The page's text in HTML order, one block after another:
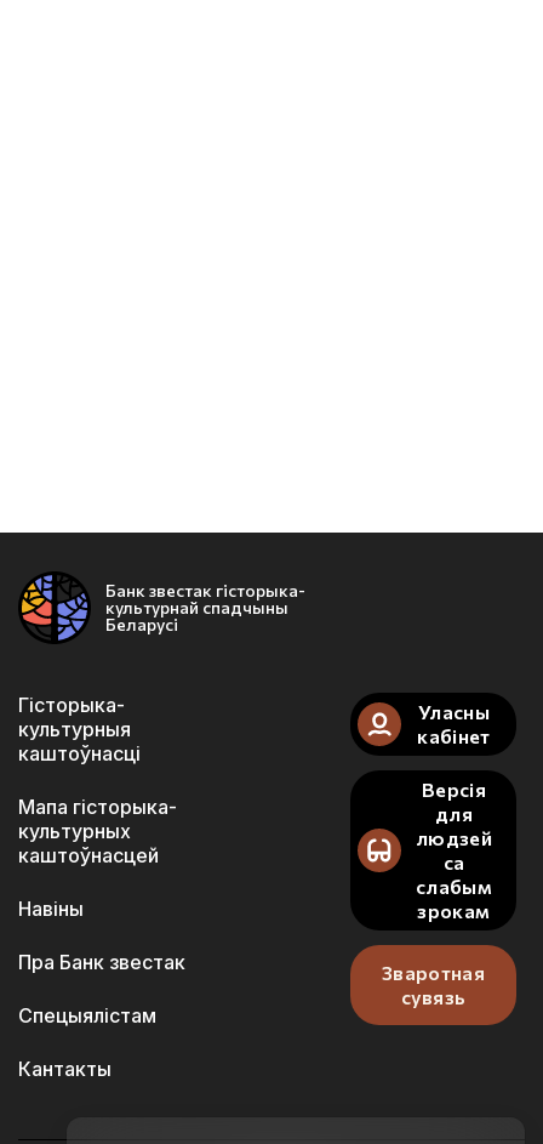
Банк звестак гісторыка-
культурнай спадчыны
Беларусі
Гісторыка-
культурныя
каштоўнасці
Мапа гісторыка-
культурных
каштоўнасцей
Навіны
Пра Банк звестак
Спецыялістам
Кантакты
Уласны
кабінет
Версія
для
людзей
са
слабым
зрокам
Зваротная
сувязь